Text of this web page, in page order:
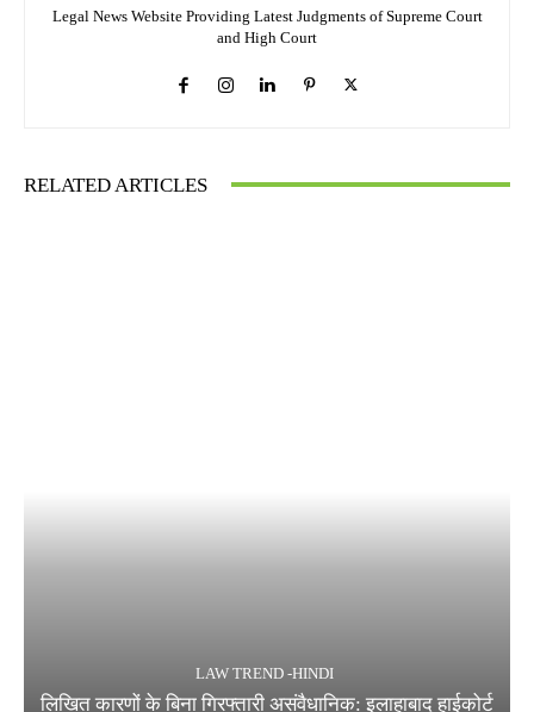
Legal News Website Providing Latest Judgments of Supreme Court
and High Court
RELATED ARTICLES
LAW TREND -HINDI
लिखित कारणों के बिना गिरफ्तारी असंवैधानिक: इलाहाबाद हाईकोर्ट